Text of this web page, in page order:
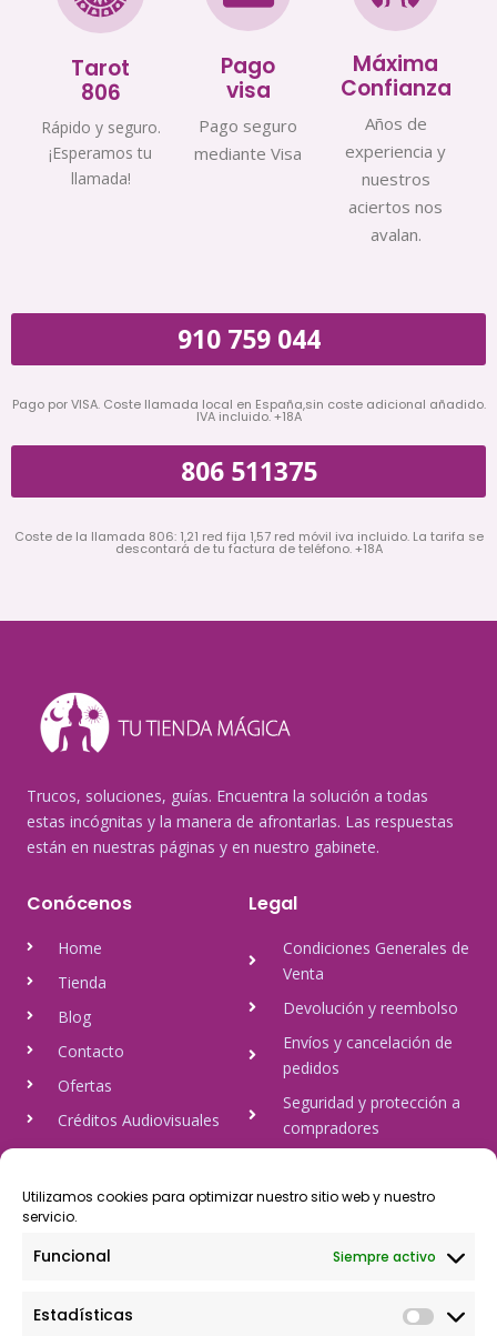
Utilizamos cookies para optimizar nuestro sitio web y nuestro
servicio.
Funcional Siempre activo
Estadísticas
Tarot
806
Rápido y seguro.
¡Esperamos tu
llamada!
Pago
visa
Pago seguro
mediante Visa
Máxima
Confianza
Años de
experiencia y
nuestros
aciertos nos
avalan.
910 759 044
Pago por VISA. Coste llamada local en España,sin coste adicional añadido.
IVA incluido. +18A
806 511375
Coste de la llamada 806: 1,21 red fija 1,57 red móvil iva incluido. La tarifa se
descontará de tu factura de teléfono. +18A
Trucos, soluciones, guías. Encuentra la solución a todas
estas incógnitas y la manera de afrontarlas. Las respuestas
están en nuestras páginas y en nuestro gabinete.
Conócenos
Home
Tienda
Blog
Contacto
Ofertas
Créditos Audiovisuales
tulineamagica.com
Legal
Condiciones Generales de
Venta
Devolución y reembolso
Envíos y cancelación de
pedidos
Seguridad y protección a
compradores
Política de cookies